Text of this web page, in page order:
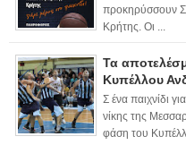
προκηρύσσουν
Κρήτης. Οι ...
Τα
Κυπέλλου
Σ ένα παιχνίδι
νίκης της
φάση του